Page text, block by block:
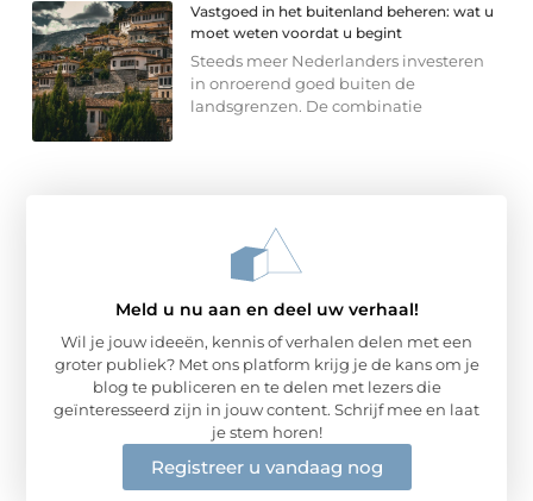
Vastgoed in het buitenland beheren: wat u
moet weten voordat u begint
Steeds meer Nederlanders investeren
in onroerend goed buiten de
landsgrenzen. De combinatie
Meld u nu aan en deel uw verhaal!
Wil je jouw ideeën, kennis of verhalen delen met een
groter publiek? Met ons platform krijg je de kans om je
blog te publiceren en te delen met lezers die
geïnteresseerd zijn in jouw content. Schrijf mee en laat
je stem horen!
Registreer u vandaag nog